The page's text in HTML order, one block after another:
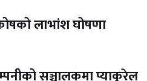
लाभांश घोषणा
सञ्चालकमा प्याकुरेल